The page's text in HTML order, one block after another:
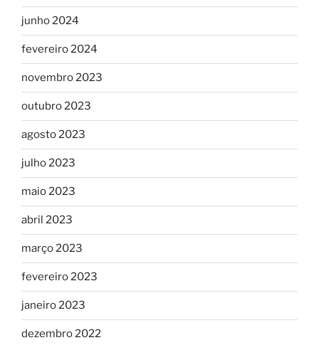
junho 2024
fevereiro 2024
novembro 2023
outubro 2023
agosto 2023
julho 2023
maio 2023
abril 2023
março 2023
fevereiro 2023
janeiro 2023
dezembro 2022